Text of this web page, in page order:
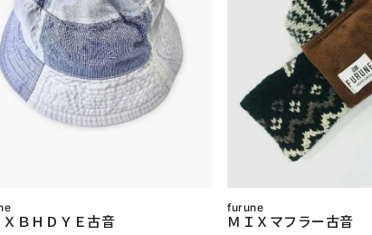
ＸＢＨＤＹＥ古音
furune
ＭＩＸマフラー古音